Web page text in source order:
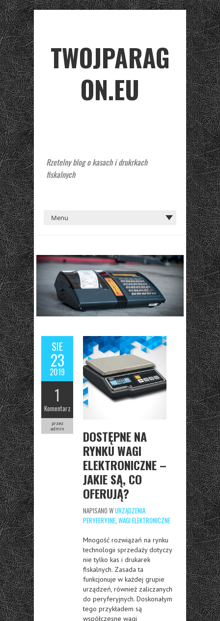
TWOJPARAG
ON.EU
Rzetelny blog o kasach i drukrkach
fiskalnych
SIE
23
2019
1
Komentarz
przez
admin
DOSTĘPNE NA
RYNKU WAGI
ELEKTRONICZNE –
JAKIE SĄ, CO
OFERUJĄ?
NAPISANO WURZĄDZENIA
PERYFERYJNE WAGI ELEKTRONICZNE
Mnogość rozwiązań na rynku
technologii sprzedaży dotyczy
nie tylko kas i drukarek
fiskalnych. Zasada ta
funkcjonuje w każdej grupie
urządzeń, również zaliczanych
do peryferyjnych. Doskonałym
tego przykładem są
współczesne wagi